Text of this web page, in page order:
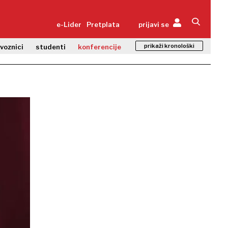
e-Lider Pretplata prijavi se
studenti konferencije prikaži kronološki